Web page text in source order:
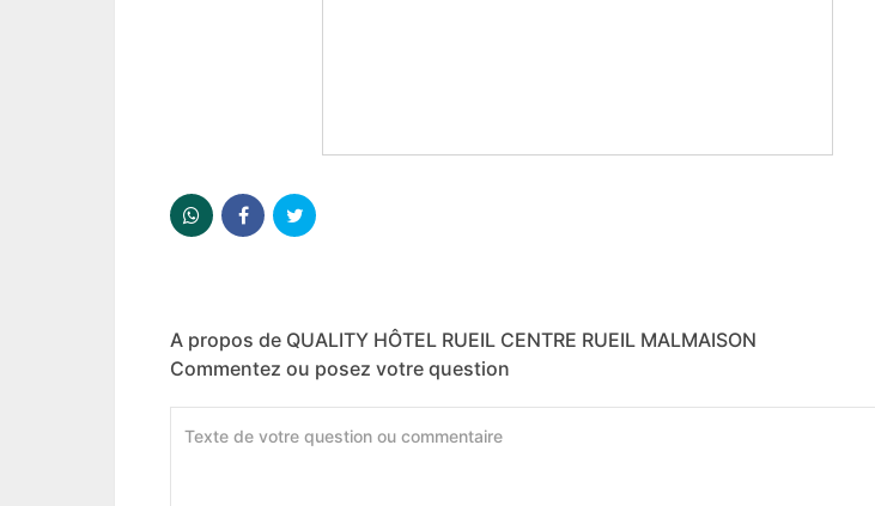
A propos de QUALITY HÔTEL RUEIL CENTRE RUEIL MALMAISON
Commentez ou posez votre question